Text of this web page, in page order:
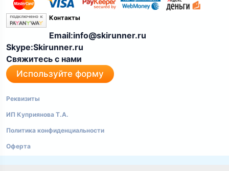
Контакты
Email:info@skirunner.ru
Skype:Skirunner.ru
Свяжитесь с нами
Используйте форму
Реквизиты
ИП Куприянова Т.А.
Политика конфиденциальности
Оферта